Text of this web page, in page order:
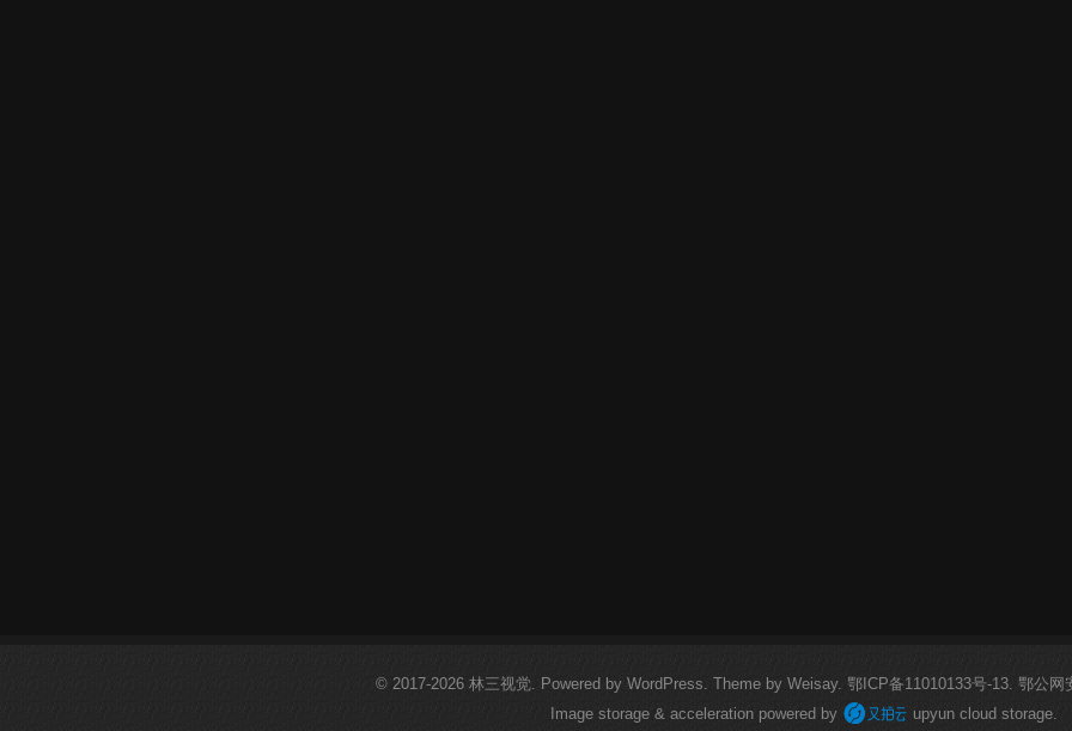
© 2017-2026 林三视觉. Powered by WordPress. Theme by Weisay. 鄂ICP备11010133号-13. 鄂公网
Image storage & acceleration powered by
upyun cloud storage.